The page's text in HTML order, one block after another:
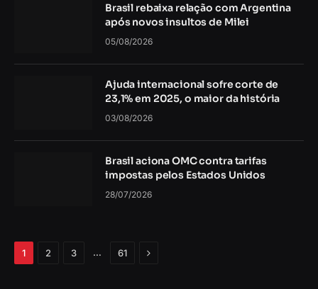
Brasil rebaixa relação com Argentina
após novos insultos de Milei
05/08/2026
Ajuda internacional sofre corte de
23,1% em 2025, o maior da história
03/08/2026
Brasil aciona OMC contra tarifas
impostas pelos Estados Unidos
28/07/2026
1 2 3 … 61 Próximo